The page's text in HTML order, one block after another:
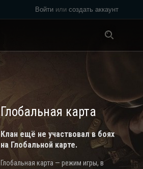
Войти или создать аккаунт
Глобальная карта
Клан ещё не участвовал в боях
на Глобальной карте.
Глобальная карта — режим игры, в